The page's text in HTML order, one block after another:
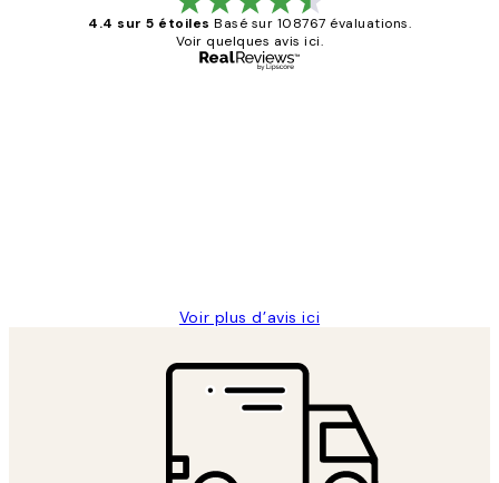
4.4 sur 5 étoiles Basé sur 108767 évaluations.
Voir quelques avis ici.
Voir plus d’avis ici